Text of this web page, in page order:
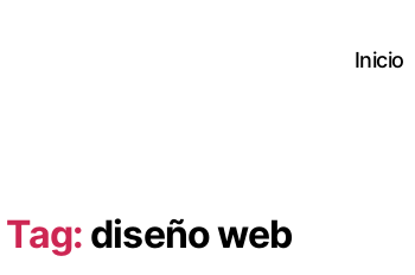
Inicio
Tag: diseño web